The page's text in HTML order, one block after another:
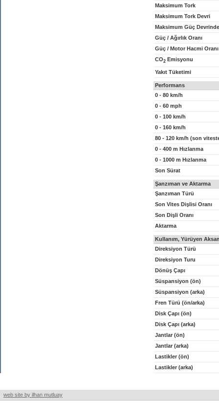
Maksimum Tork
Maksimum Tork Devri
Maksimum Güç
Güç / Ağırlık Oranı
Güç / Motor Hacmi Oranı
CO2 Emisyonu
Yakıt Tüketimi
Performans
0 - 80 km/h
0 - 60 mph
0 - 100 km/h
0 - 160 km/h
80 - 120 km/h (son
0 - 400 m Hızlanma
0 - 1000 m Hızlanma
Son Sürat
Şanzıman ve Aktarma
Şanzıman Türü
Son Vites Dişlisi Oranı
Son Dişli Oranı
Aktarma
Kullanım, Yürüyen
Direksiyon Türü
Direksiyon Turu
Dönüş Çapı
Süspansiyon (ön)
Süspansiyon (arka)
Fren Türü (ön/arka)
Disk Çapı (ön)
Disk Çapı (arka)
Jantlar (ön)
Jantlar (arka)
Lastikler (ön)
Lastikler (arka)
web site by ilhan mutluay